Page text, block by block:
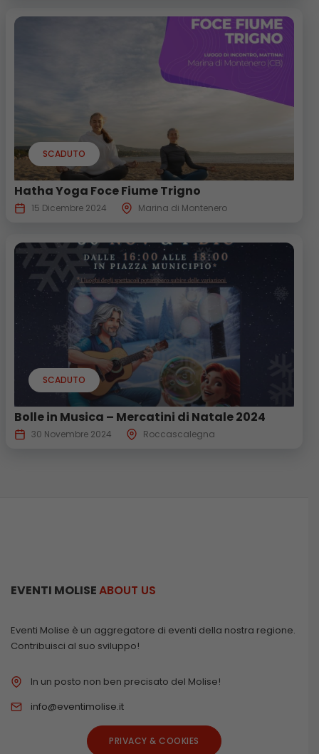
SCADUTO
Hatha Yoga Foce Fiume Trigno
15 Dicembre 2024 Marina di Montenero
SCADUTO
Bolle in Musica – Mercatini di Natale 2024
30 Novembre 2024 Roccascalegna
EVENTI MOLISEABOUT US
Eventi Molise è un aggregatore di eventi della nostra regione.
Contribuisci al suo sviluppo!
In un posto non ben precisato del Molise!
info@eventimolise.it
PRIVACY & COOKIES